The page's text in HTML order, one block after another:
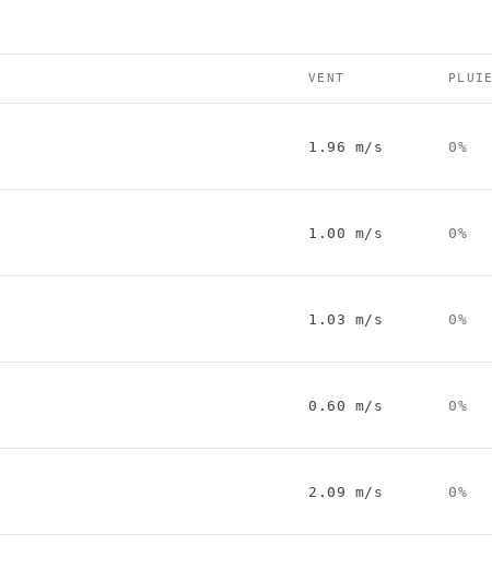
VENT PLUIE
1.96 m/s 0%
1.00 m/s 0%
1.03 m/s 0%
0.60 m/s 0%
2.09 m/s 0%